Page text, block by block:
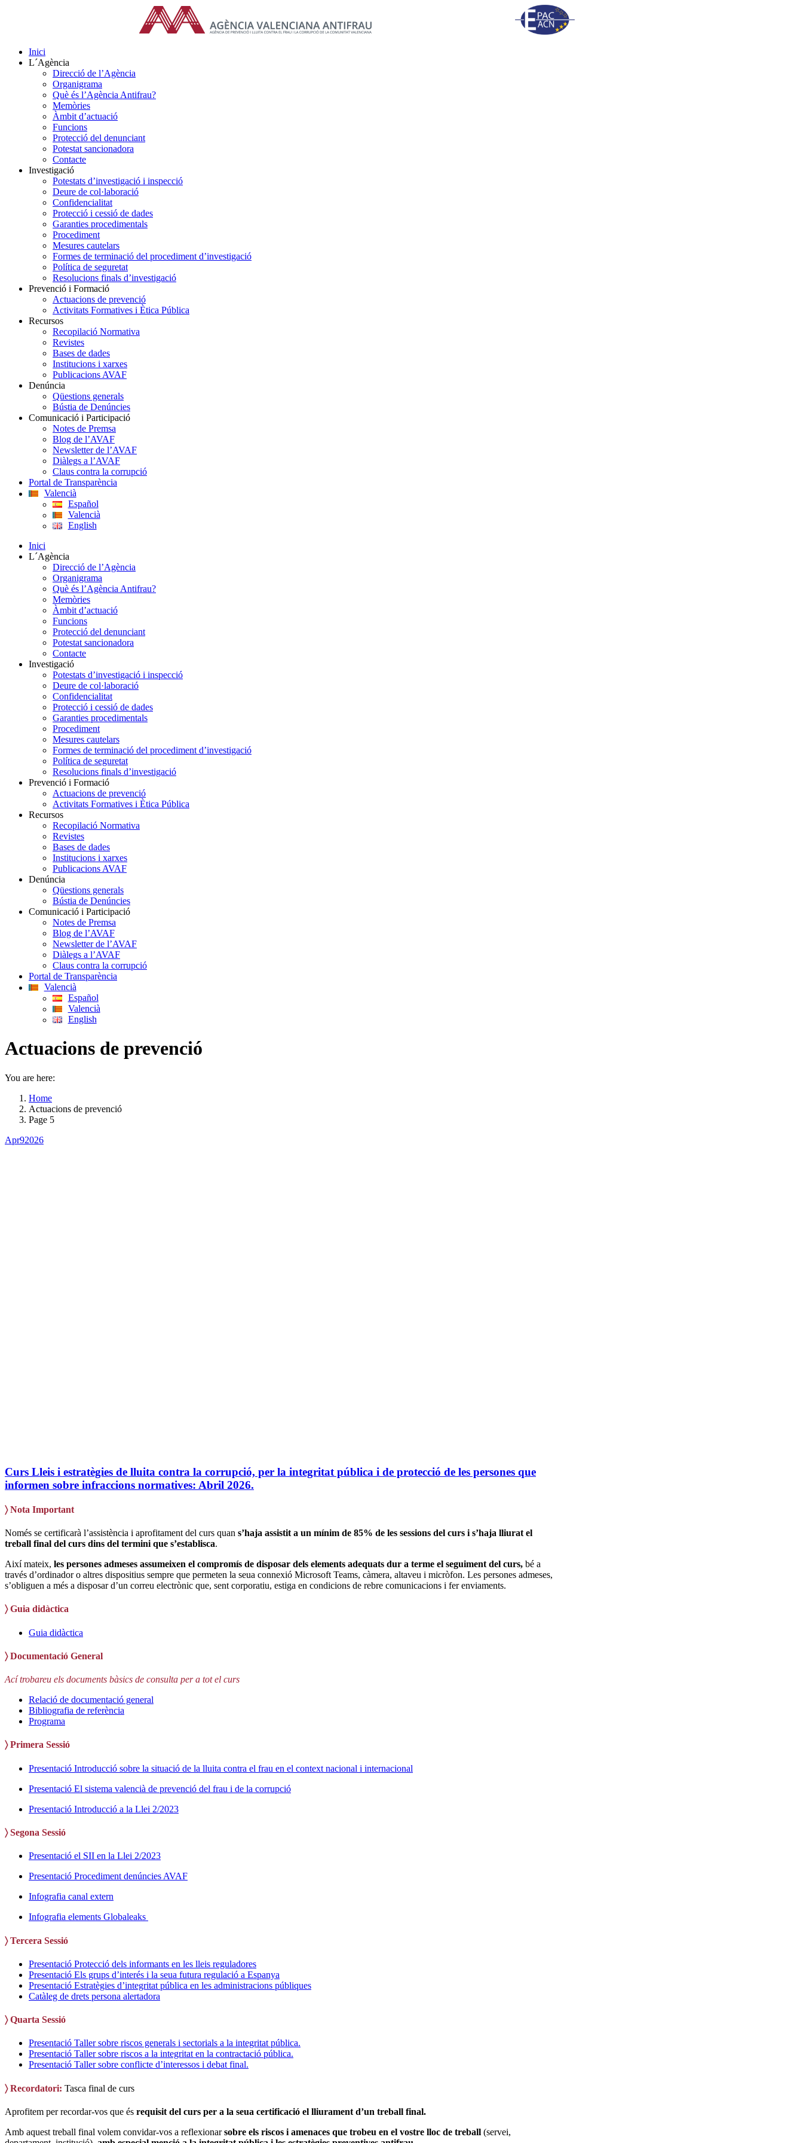
Inici
L´Agència
Direcció de l’Agència
Organigrama
Què és l’Agència Antifrau?
Memòries
Àmbit d’actuació
Funcions
Protecció del denunciant
Potestat sancionadora
Contacte
Investigació
Potestats d’investigació i inspecció
Deure de col·laboració
Confidencialitat
Protecció i cessió de dades
Garanties procedimentals
Procediment
Mesures cautelars
Formes de terminació del procediment d’investigació
Política de seguretat
Resolucions finals d’investigació
Prevenció i Formació
Actuacions de prevenció
Activitats Formatives i Ètica Pública
Recursos
Recopilació Normativa
Revistes
Bases de dades
Institucions i xarxes
Publicacions AVAF
Denúncia
Qüestions generals
Bústia de Denúncies
Comunicació i Participació
Notes de Premsa
Blog de l’AVAF
Newsletter de l’AVAF
Diàlegs a l’AVAF
Claus contra la corrupció
Portal de Transparència
Valencià
Español
Valencià
English
Inici
L´Agència
Direcció de l’Agència
Organigrama
Què és l’Agència Antifrau?
Memòries
Àmbit d’actuació
Funcions
Protecció del denunciant
Potestat sancionadora
Contacte
Investigació
Potestats d’investigació i inspecció
Deure de col·laboració
Confidencialitat
Protecció i cessió de dades
Garanties procedimentals
Procediment
Mesures cautelars
Formes de terminació del procediment d’investigació
Política de seguretat
Resolucions finals d’investigació
Prevenció i Formació
Actuacions de prevenció
Activitats Formatives i Ètica Pública
Recursos
Recopilació Normativa
Revistes
Bases de dades
Institucions i xarxes
Publicacions AVAF
Denúncia
Qüestions generals
Bústia de Denúncies
Comunicació i Participació
Notes de Premsa
Blog de l’AVAF
Newsletter de l’AVAF
Diàlegs a l’AVAF
Claus contra la corrupció
Portal de Transparència
Valencià
Español
Valencià
English
Actuacions de prevenció
You are here:
Home
Actuacions de prevenció
Page 5
Apr92026
Curs Lleis i estratègies de lluita contra la corrupció, per la integritat pública i de protecció de les persones que
informen sobre infraccions normatives: Abril 2026.
〉Nota Important
Només se certificarà l’assistència i aprofitament del curs quan s’haja assistit a un mínim de 85% de les sessions del curs i s’haja lliurat el
treball final del curs dins del termini que s’establisca.
Així mateix, les persones admeses assumeixen el compromís de disposar dels elements adequats dur a terme el seguiment del curs, bé a
través d’ordinador o altres dispositius sempre que permeten la seua connexió Microsoft Teams, càmera, altaveu i micròfon. Les persones admeses,
s’obliguen a més a disposar d’un correu electrònic que, sent corporatiu, estiga en condicions de rebre comunicacions i fer enviaments.
〉Guia didàctica
Guia didàctica
〉 Documentació General
Ací trobareu els documents bàsics de consulta per a tot el curs
Relació de documentació general
Bibliografia de referència
Programa
〉 Primera Sessió
Presentació Introducció sobre la situació de la lluita contra el frau en el context nacional i internacional
Presentació El sistema valencià de prevenció del frau i de la corrupció
Presentació Introducció a la Llei 2/2023
〉 Segona Sessió
Presentació el SII en la Llei 2/2023
Presentació Procediment denúncies AVAF
Infografia canal extern
Infografia elements Globaleaks
〉 Tercera Sessió
Presentació Protecció dels informants en les lleis reguladores
Presentació Els grups d’interés i la seua futura regulació a Espanya
Presentació Estratègies d’integritat pública en les administracions públiques
Catàleg de drets persona alertadora
〉 Quarta Sessió
Presentació Taller sobre riscos generals i sectorials a la integritat pública.
Presentació Taller sobre riscos a la integritat en la contractació pública.
Presentació Taller sobre conflicte d’interessos i debat final.
〉 Recordatori: Tasca final de curs
Aprofitem per recordar-vos que és requisit del curs per a la seua certificació el lliurament d’un treball final.
Amb aquest treball final volem convidar-vos a reflexionarsobre els riscos i amenaces que trobeu en el vostre lloc de treball (servei,